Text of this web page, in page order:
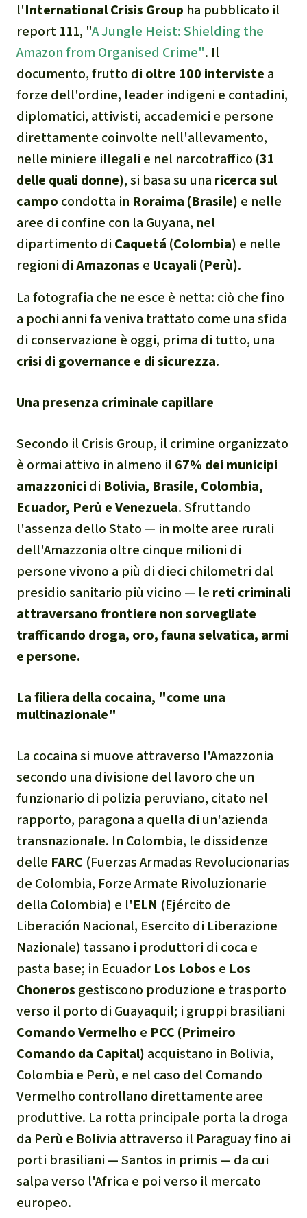
Difensori e Difensore
MDL
Soia
Chimalapas
Incendi
Domande e risposte
Alluminio
Criminalità ambientale,
narcotraffico e territori
Problemi della
Chaco
Domande e risposte
Commercio e traffico
internazionale di fauna e
flora selvatiche
Clima
Miniere
Nestlé
Pandemia e ambientalismo
Cambiamento climatico
l'International Crisis Group ha pubblicato il
report 111, "A Jungle Heist: Shielding the
Amazon from Organised Crime". Il
documento, frutto di oltre 100 interviste a
forze dell'ordine, leader indigeni e contadini,
diplomatici, attivisti, accademici e persone
direttamente coinvolte nell'allevamento,
nelle miniere illegali e nel narcotraffico (31
delle quali donne), si basa su una ricerca sul
campo condotta in Roraima (Brasile) e nelle
aree di confine con la Guyana, nel
dipartimento di Caquetá (Colombia) e nelle
regioni diAmazonas e Ucayali (Perù).
La fotografia che ne esce è netta: ciò che fino
a pochi anni fa veniva trattato come una sfida
di conservazione è oggi, prima di tutto, una
crisi di governance e di sicurezza.
Una presenza criminale capillare
Secondo il Crisis Group, il crimine organizzato
è ormai attivo in almeno il 67% dei municipi
amazzonici di Bolivia, Brasile, Colombia,
Ecuador, Perù e Venezuela. Sfruttando
l'assenza dello Stato — in molte aree rurali
dell'Amazzonia oltre cinque milioni di
persone vivono a più di dieci chilometri dal
presidio sanitario più vicino — le reti criminali
attraversano frontiere non sorvegliate
trafficando droga, oro, fauna selvatica, armi
e persone.
La filiera della cocaina, "come una
multinazionale"
La cocaina si muove attraverso l'Amazzonia
secondo una divisione del lavoro che un
funzionario di polizia peruviano, citato nel
rapporto, paragona a quella di un'azienda
transnazionale. In Colombia, le dissidenze
delle FARC (Fuerzas Armadas Revolucionarias
de Colombia, Forze Armate Rivoluzionarie
della Colombia) e l'ELN (Ejército de
Liberación Nacional, Esercito di Liberazione
Nazionale) tassano i produttori di coca e
pasta base; in Ecuador Los Lobos e Los
Choneros gestiscono produzione e trasporto
verso il porto di Guayaquil; i gruppi brasiliani
Comando Vermelho e PCC (Primeiro
Comando da Capital) acquistano in Bolivia,
Colombia e Perù, e nel caso del Comando
Vermelho controllano direttamente aree
produttive. La rotta principale porta la droga
da Perù e Bolivia attraverso il Paraguay fino ai
porti brasiliani — Santos in primis — da cui
salpa verso l'Africa e poi verso il mercato
europeo.